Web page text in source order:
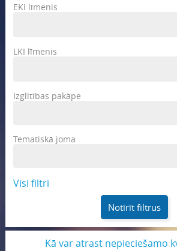
EKI līmenis
LKI līmenis
Izglītības pakāpe
Tematiskā joma
Visi filtri
Notīrīt filtrus
Kā var atrast nepieciešamo